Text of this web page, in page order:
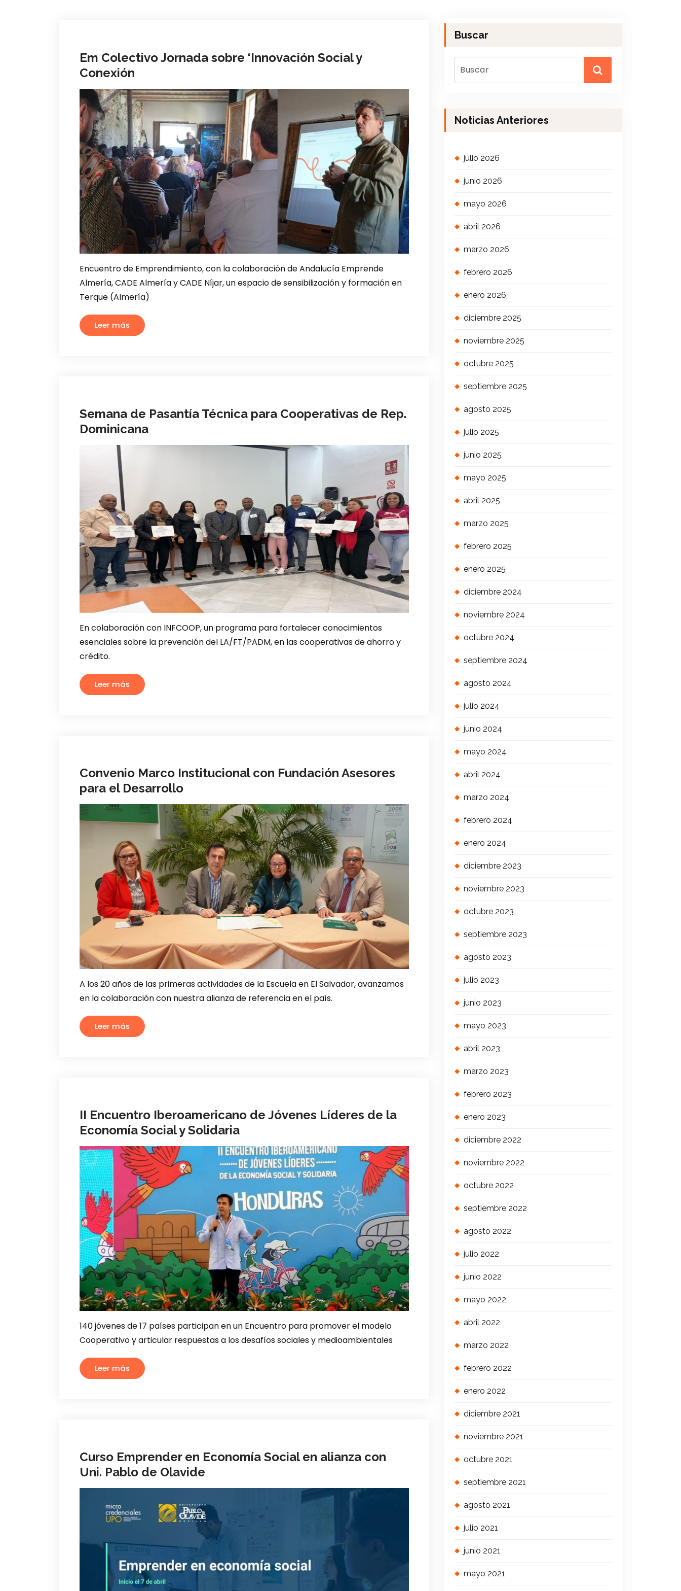
Em Colectivo Jornada sobre ‘Innovación Social y
Conexión
Encuentro de Emprendimiento, con la colaboración de Andalucía Emprende
Almería, CADE Almeríay CADE Níjar, un espacio de sensibilización y formación en
Terque (Almería)
Leer más
Semana de Pasantía Técnica para Cooperativas de Rep.
Dominicana
En colaboración con INFCOOP, un programa para fortalecer conocimientos
esenciales sobre la prevención del LA/FT/PADM, en las cooperativas de ahorro y
crédito.
Leer más
Convenio Marco Institucional con Fundación Asesores
para el Desarrollo
A los 20 años de las primeras actividades de la Escuela en El Salvador, avanzamos
en la colaboración con nuestra alianza de referencia en el país.
Leer más
II Encuentro Iberoamericano de Jóvenes Líderes de la
Economía Social y Solidaria
140 jóvenes de 17 países participan en un Encuentro para promover el modelo
Cooperativo y articular respuestas a los desafíos sociales y medioambientales
Leer más
Curso Emprender en Economía Social en alianza con
Uni. Pablo de Olavide
Buscar
Noticias Anteriores
julio 2026
junio 2026
mayo 2026
abril 2026
marzo 2026
febrero 2026
enero 2026
diciembre 2025
noviembre 2025
octubre 2025
septiembre 2025
agosto 2025
julio 2025
junio 2025
mayo 2025
abril 2025
marzo 2025
febrero 2025
enero 2025
diciembre 2024
noviembre 2024
octubre 2024
septiembre 2024
agosto 2024
julio 2024
junio 2024
mayo 2024
abril 2024
marzo 2024
febrero 2024
enero 2024
diciembre 2023
noviembre 2023
octubre 2023
septiembre 2023
agosto 2023
julio 2023
junio 2023
mayo 2023
abril 2023
marzo 2023
febrero 2023
enero 2023
diciembre 2022
noviembre 2022
octubre 2022
septiembre 2022
agosto 2022
julio 2022
junio 2022
mayo 2022
abril 2022
marzo 2022
febrero 2022
enero 2022
diciembre 2021
noviembre 2021
octubre 2021
septiembre 2021
agosto 2021
julio 2021
junio 2021
mayo 2021